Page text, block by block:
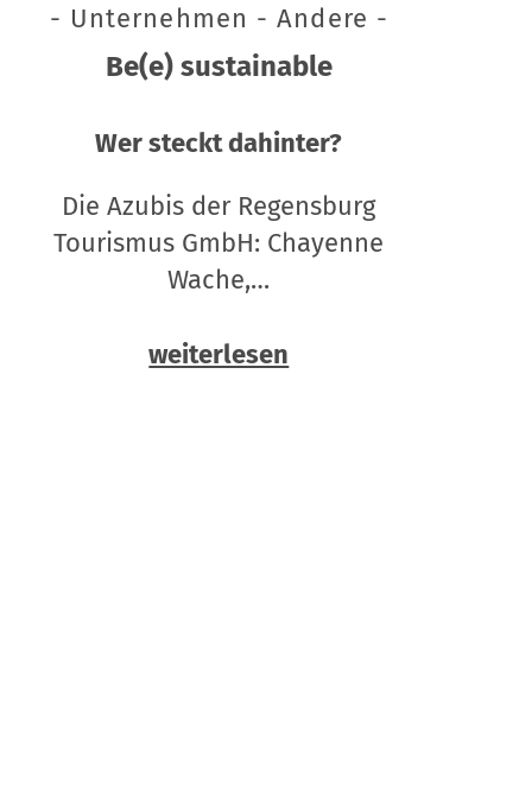
- Unternehmen - Andere -
Be(e) sustainable
Wer steckt dahinter?
Die Azubis der Regensburg
Tourismus GmbH: Chayenne
Wache,…
weiterlesen